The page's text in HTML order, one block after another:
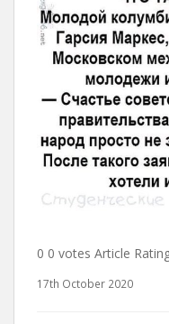
0 0 votes Article
17th October 2020